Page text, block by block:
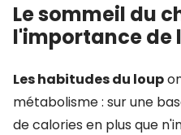
Le sommeil du
l'importance de
Les habitudes du loup
métabolisme : sur une
de calories en plus que